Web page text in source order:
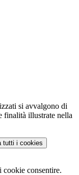
si avvalgono di
finalità illustrate nella
tutti i cookies
cookie consentire.